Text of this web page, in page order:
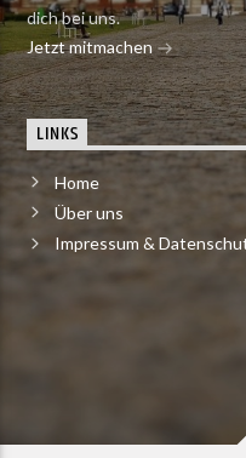
dich bei uns.
Jetzt mitmachen
LINKS
Home
Über uns
Impressum &